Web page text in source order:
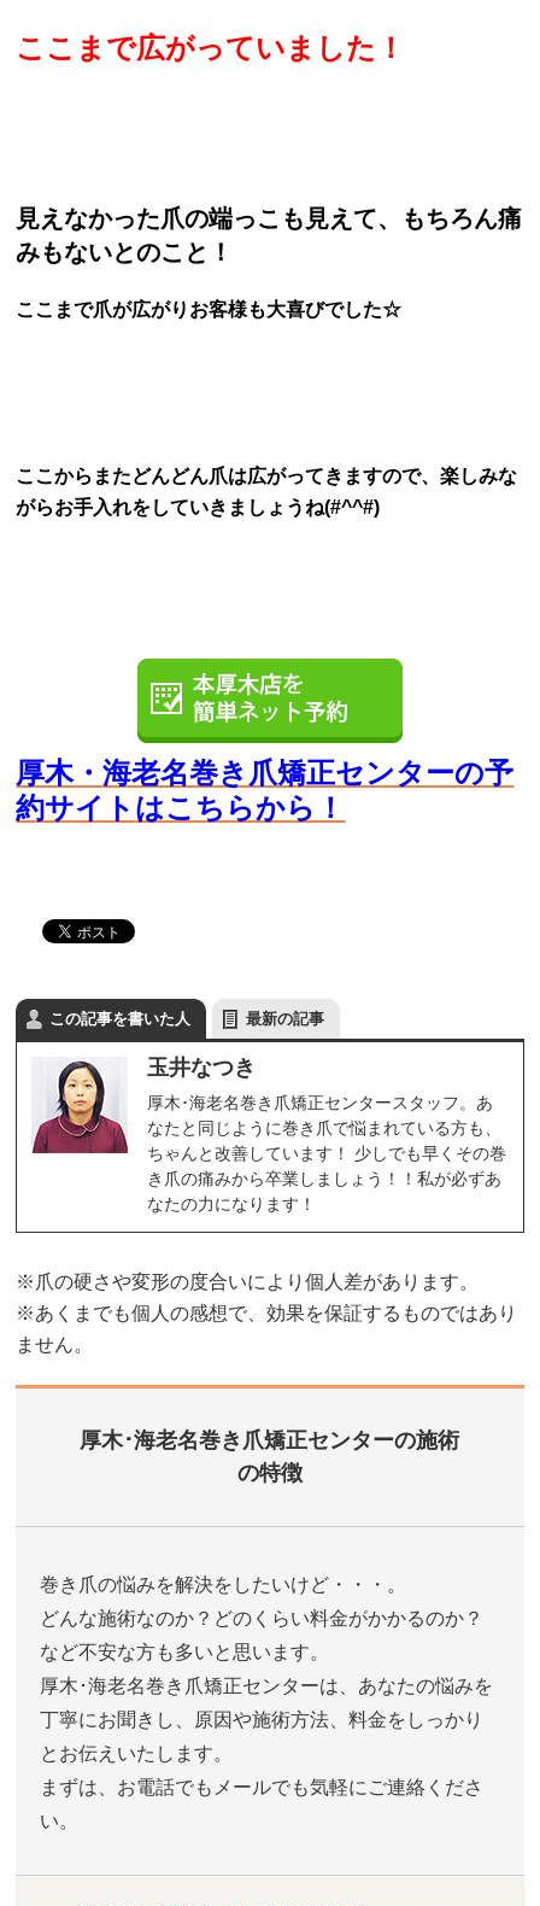
ここまで広がっていました！
見えなかった爪の端っこも見えて、もちろん痛
みもないとのこと！
ここまで爪が広がりお客様も大喜びでした☆
ここからまたどんどん爪は広がってきますので、楽しみな
がらお手入れをしていきましょうね(#^^#)
厚木・海老名巻き爪矯正センターの予
約サイト はこちらから！
この記事を書いた人 最新の記事
玉井なつき
厚木･海老名巻き爪矯正センタースタッフ。あ
なたと同じように巻き爪で悩まれている方も、
ちゃんと改善しています！ 少しでも早くその巻
き爪の痛みから卒業しましょう！！私が必ずあ
なたの力になります！
※爪の硬さや変形の度合いにより個人差があります。
※あくまでも個人の感想で、効果を保証するものではあり
ません。
厚木･海老名巻き爪矯正センターの施術
の特徴
巻き爪の悩みを解決をしたいけど・・・。
どんな施術なのか？どのくらい料金がかかるのか？
など不安な方も多いと思います。
厚木･海老名巻き爪矯正センターは、あなたの悩みを
丁寧にお聞きし、原因や施術方法、料金をしっかり
とお伝えいたします。
まずは、お電話でもメールでも気軽にご連絡くださ
い。